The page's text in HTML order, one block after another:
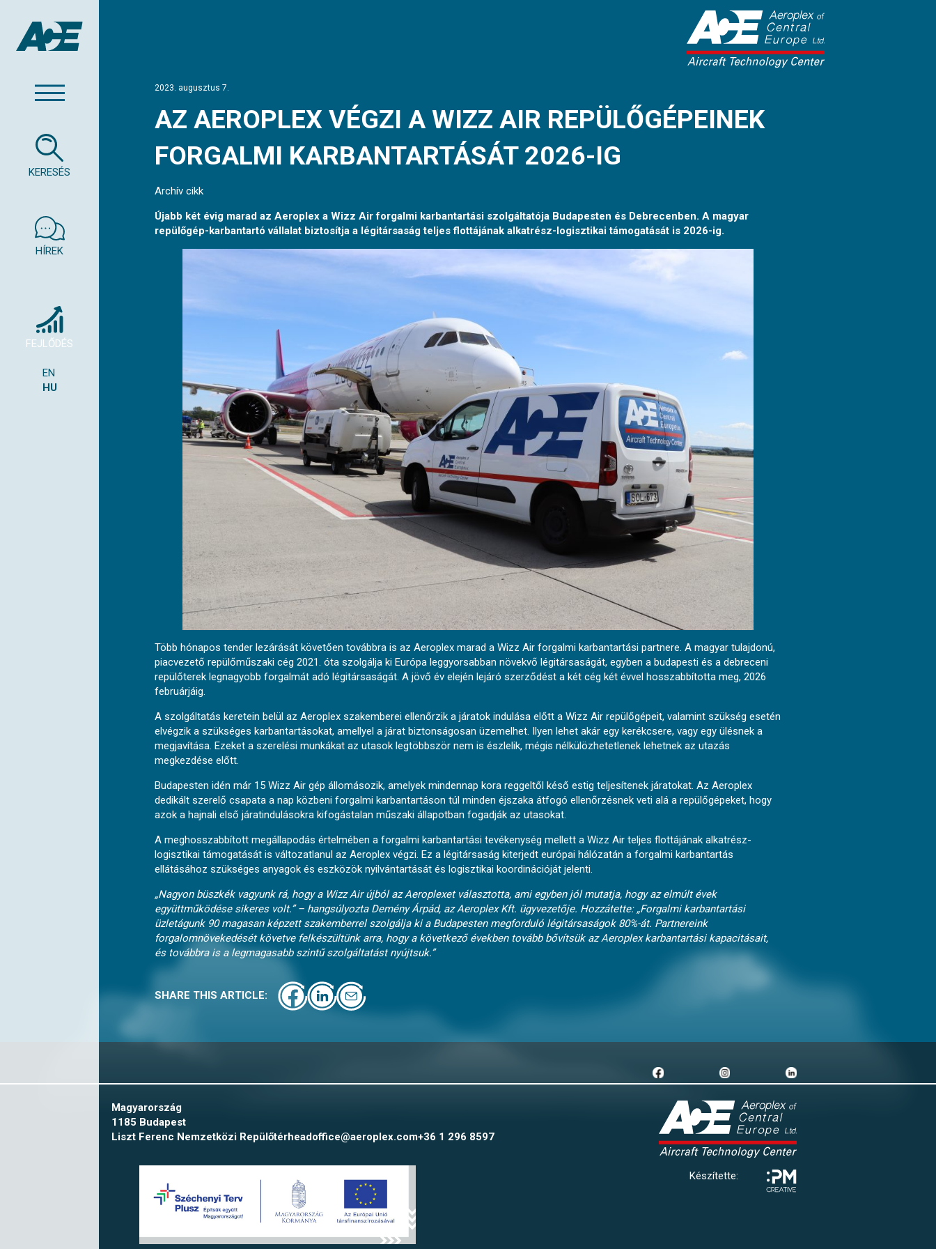
KERESÉS
HÍREK
FEJLŐDÉS
EN
HU
2023. augusztus 7.
AZ AEROPLEX VÉGZI A WIZZ AIR REPÜLŐGÉPEINEK
FORGALMI KARBANTARTÁSÁT 2026-IG
Archív cikk
Újabb két évig marad az Aeroplex a Wizz Air forgalmi karbantartási szolgáltatója Budapesten és Debrecenben. A magyar
repülőgép-karbantartó vállalat biztosítja a légitársaság teljes flottájának alkatrész-logisztikai támogatását is 2026-ig.
Több hónapos tender lezárását követően továbbra is az Aeroplex marad a Wizz Air forgalmi karbantartási partnere. A magyar tulajdonú,
piacvezető repülőműszaki cég 2021. óta szolgálja ki Európa leggyorsabban növekvő légitársaságát, egyben a budapesti és a debreceni
repülőterek legnagyobb forgalmát adó légitársaságát. A jövő év elején lejáró szerződést a két cég két évvel hosszabbította meg, 2026
februárjáig.
A szolgáltatás keretein belül az Aeroplex szakemberei ellenőrzik a járatok indulása előtt a Wizz Air repülőgépeit, valamint szükség esetén
elvégzik a szükséges karbantartásokat, amellyel a járat biztonságosan üzemelhet. Ilyen lehet akár egy kerékcsere, vagy egy ülésnek a
megjavítása. Ezeket a szerelési munkákat az utasok legtöbbször nem is észlelik, mégis nélkülözhetetlenek lehetnek az utazás
megkezdése előtt.
Budapesten idén már 15 Wizz Air gép állomásozik, amelyek mindennap kora reggeltől késő estig teljesítenek járatokat. Az Aeroplex
dedikált szerelő csapata a nap közbeni forgalmi karbantartáson túl minden éjszaka átfogó ellenőrzésnek veti alá a repülőgépeket, hogy
azok a hajnali első járatindulásokra kifogástalan műszaki állapotban fogadják az utasokat.
A meghosszabbított megállapodás értelmében a forgalmi karbantartási tevékenység mellett a Wizz Air teljes flottájának alkatrész-
logisztikai támogatását is változatlanul az Aeroplex végzi. Ez a légitársaság kiterjedt európai hálózatán a forgalmi karbantartás
ellátásához szükséges anyagok és eszközök nyilvántartását és logisztikai koordinációját jelenti.
„Nagyon büszkék vagyunk rá, hogy a Wizz Air újból az Aeroplexet választotta, ami egyben jól mutatja, hogy az elmúlt évek
együttműködése sikeres volt.” – hangsúlyozta Demény Árpád, az Aeroplex Kft. ügyvezetője. Hozzátette: „Forgalmi karbantartási
üzletágunk 90 magasan képzett szakemberrel szolgálja ki a Budapesten megforduló légitársaságok 80%-át. Partnereink
forgalomnövekedését követve felkészültünk arra, hogy a következő években tovább bővítsük az Aeroplex karbantartási kapacitásait,
és továbbra is a legmagasabb szintű szolgáltatást nyújtsuk.”
SHARE THIS ARTICLE:
Magyarország
1185 Budapest
Liszt Ferenc Nemzetközi Repülőtérheadoffice@aeroplex.com+36 1 296 8597
Készítette: